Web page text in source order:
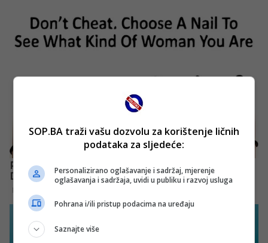
SOP.BA traži vašu dozvolu za korištenje ličnih
podataka za sljedeće:
Personalizirano oglašavanje i sadržaj, mjerenje
oglašavanja i sadržaja, uvidi u publiku i razvoj usluga
Pohrana i/ili pristup podacima na uređaju
Saznajte više